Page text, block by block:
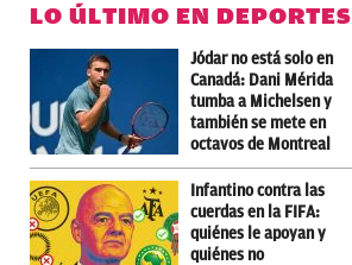
LO ÚLTIMO EN DEPORTES
Jódar no está solo en
Canadá: Dani Mérida
tumba a Michelsen y
también se mete en
octavos de Montreal
Infantino contra las
cuerdas en la FIFA:
quiénes le apoyan y
quiénes no